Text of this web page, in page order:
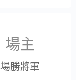
場主
場勝將軍